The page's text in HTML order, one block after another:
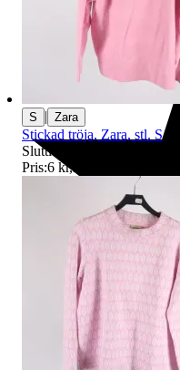
S | Zara
Stickad tröja, Zara, stl. S
Sluttid
Pris:6 kr,Ledande bud